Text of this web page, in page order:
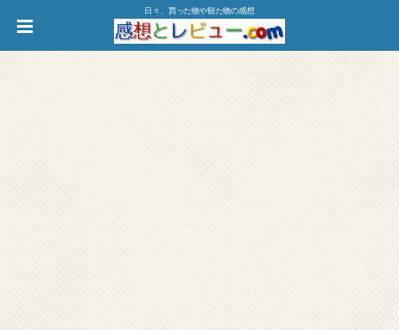
日々、買った物や観た物の感想